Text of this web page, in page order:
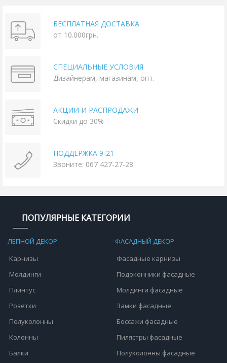
БЕСПЛАТНАЯ ДОСТАВКА
от 10.000грн.
СПЕЦИАЛЬНЫЕ УСЛОВИЯ
Дизайнерам, магазинам, опт.
АКЦИИ И РАСПРОДАЖИ
Скидки до 30%
ПОДДЕРЖКА 9-21
Звоните: 067 427-27-28
ПОПУЛЯРНЫЕ КАТЕГОРИИ
ЛЕПНОЙ ДЕКОР
Карнизы
Молдинги
Плинтус
Розетки
Полуколонны
Колонны
Балки
ФАСАДНЫЙ ДЕКОР
Фасадные карнизы
Подоконники фасадные
Молдинги фасадные
Замки фасадные
Боссажи фасадные
Пилястры фасадные
Полуколонны фасадные